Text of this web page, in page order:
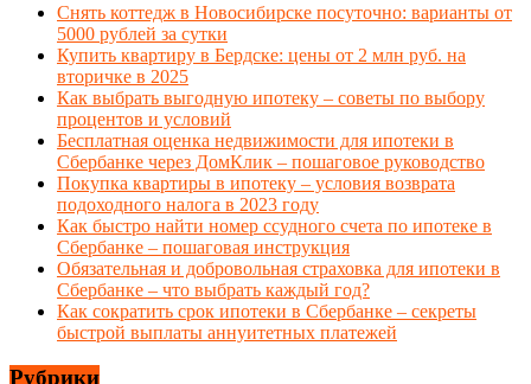
Снять коттедж в Новосибирске посуточно: варианты от
5000 рублей за сутки
Купить квартиру в Бердске: цены от 2 млн руб. на
вторичке в 2025
Как выбрать выгодную ипотеку – советы по выбору
процентов и условий
Бесплатная оценка недвижимости для ипотеки в
Сбербанке через ДомКлик – пошаговое руководство
Покупка квартиры в ипотеку – условия возврата
подоходного налога в 2023 году
Как быстро найти номер ссудного счета по ипотеке в
Сбербанке – пошаговая инструкция
Обязательная и добровольная страховка для ипотеки в
Сбербанке – что выбрать каждый год?
Как сократить срок ипотеки в Сбербанке – секреты
быстрой выплаты аннуитетных платежей
Рубрики